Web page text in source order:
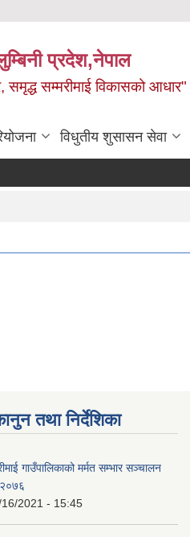
प्रदेश,नेपाल
समृद्ध सम्मरीमाई विकासको आधार"
विधुतीय शुसासन सेवा
तथा निर्देशिका
गाउँपालिकाको मर्मत सम्भार सञ्चालन
2021 - 15:45